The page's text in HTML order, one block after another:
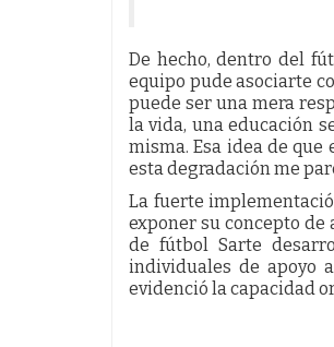
De hecho, dentro del
equipo pude asociarte
puede ser una mera
la vida, una educación
misma. Esa idea de
esta degradación me
La fuerte
exponer su concepto
de fútbol Sarte
individuales de apoyo
evidenció la capacidad